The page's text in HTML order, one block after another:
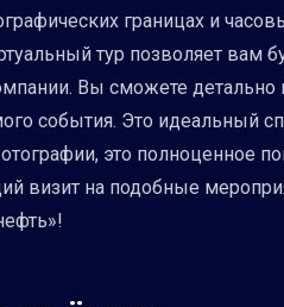
границах и
тур позволяет вам
Вы сможете
события. Это идеальный
это
визит на подобные